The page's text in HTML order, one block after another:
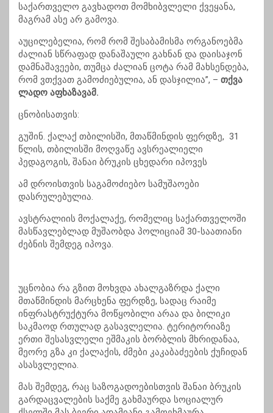
საქართველო გავხადოთ მომხიბვლელი ქვეყანა,
მაგრამ ასე არ გამოვა.
აუცილებელია, რომ რომ შესაბამისმა ორგანოებმა
ძალიან სწრაფად დანაშაული გახნან და დაისაჯონ
დამნაშავეები, თუმცა ძალიან ცოტა რამ მახსენდება,
რომ ვთქვათ გამოძიებულია, ან დასჯილია”, – თქვა
ლადო აფხაზავამ.
ცნობისათვის:
გუშინ. ქალაქ თბილისში, მთაწმინდის ფერდზე, 31
წლის, თბილისში მოღვაწე ავსრეალიელი
პედაგოგის, შანაი ბრუკის ცხედარი იპოვეს
ამ დროისთვის საგამოძიებო სამუშაოები
დასრულებულია.
ავსტრალიის მოქალაქე, რომელიც საქართველოში
მასწავლებლად მუშაობდა პოლიციამ 30-საათიანი
ძებნის შემდეგ იპოვა.
უცნობია რა გზით მოხვდა ახალგაზრდა ქალი
მთაწმინდის მარცხენა ფერდზე, სადაც რაიმე
ინფრასტრუქტურა მოწყობილი არაა და ბილიკი
საკმაოდ რთულად გასავლელია. ტერიტორიაზე
ერთი შესასვლელი ეშმაკის ბორბლის მხრიდანაა,
მეორე გზა კი ქალაქის, ძმები კაკაბაძეების ქუჩიდან
ასასვლელია.
მას შემდეგ, რაც საზოგადოებისთვის შანაი ბრუკის
გარდაცვალების საქმე გახმაურდა სოციალურ